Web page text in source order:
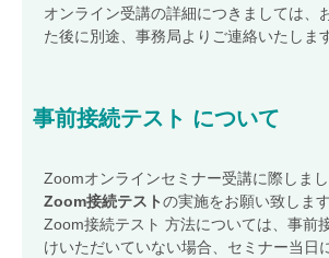
オンライン受講の詳細につきましては、
た後に別途、事務局よりご連絡いたします
事前接続テスト について
Zoomオンラインセミナー受講に際しま
Zoom接続テストの実施をお願い致します
Zoom接続テスト 方法については、事前
けいただいていない場合、セミナー当日
オンライン受講ご案内
JACOネット ワークサービス
JACOネットワークサービスお申し込み（
JACOネットワークサービス退会フォーム
オンデマンドセミナーサンプルビデオ